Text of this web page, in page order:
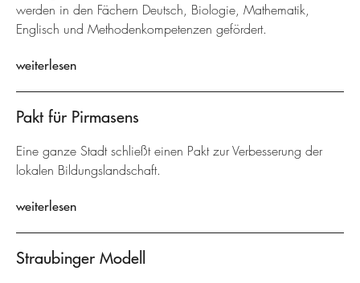
werden in den Fächern Deutsch, Biologie, Mathematik,
Englisch und Methodenkompetenzen gefördert.
weiterlesen
Pakt für Pirmasens
Eine ganze Stadt schließt einen Pakt zur Verbesserung der
lokalen Bildungslandschaft.
weiterlesen
Straubinger Modell